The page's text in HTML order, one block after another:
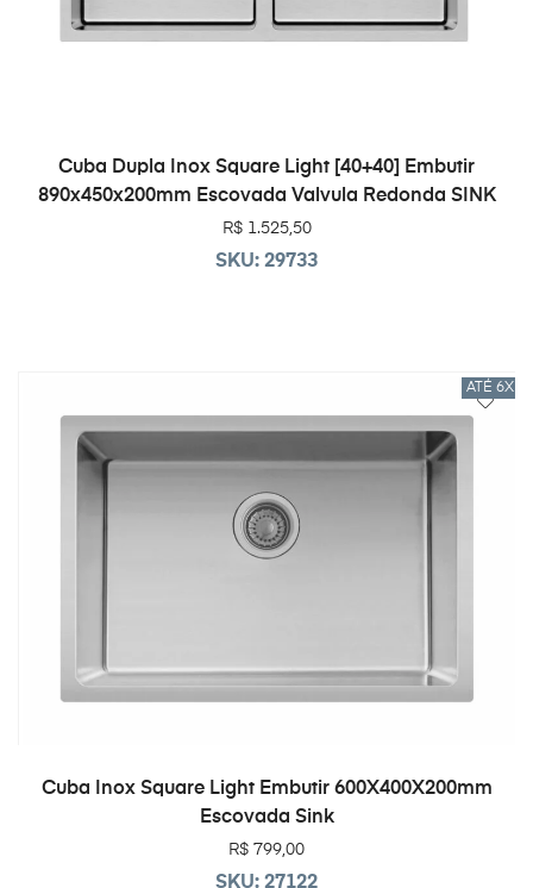
ADICIONAR AO CARRINHO
Cuba Dupla Inox Square Light [40+40] Embutir
890x450x200mm Escovada Valvula Redonda SINK
R$1.525,50
SKU: 29733
ATÉ 6X
ADICIONAR AO CARRINHO
Cuba Inox Square Light Embutir 600X400X200mm
Escovada Sink
R$ 799,00
SKU: 27122